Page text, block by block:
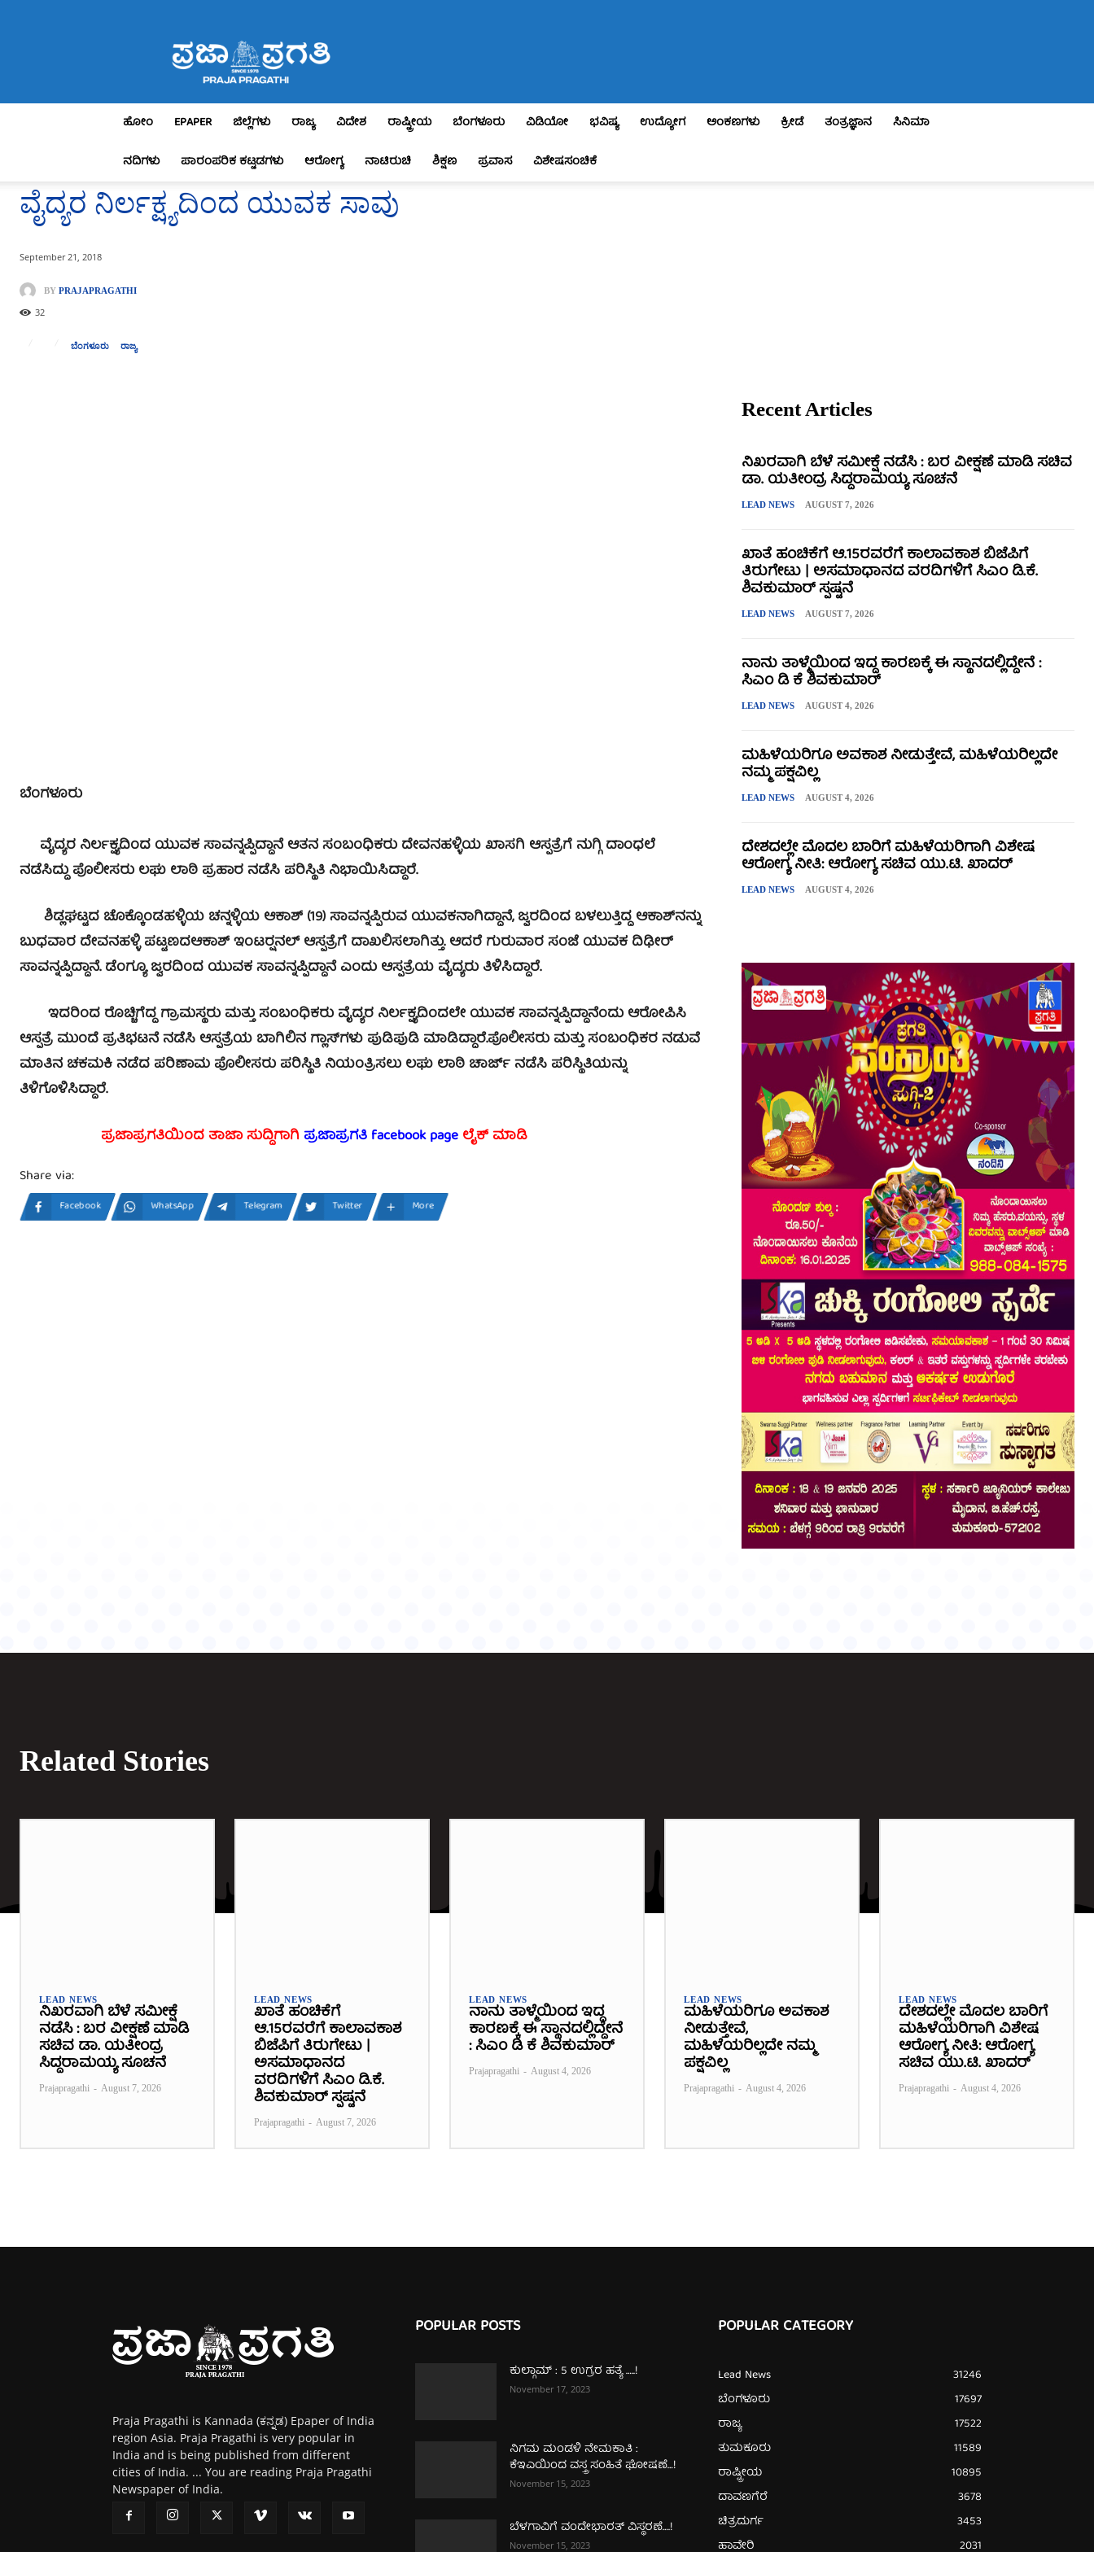
Pragathi
ಹೋಂ EPAPER ಜಿಲ್ಲೆಗಳು ರಾಜ್ಯ ವಿದೇಶ ರಾಷ್ಟ್ರೀಯ ಬೆಂಗಳೂರು ವಿಡಿಯೋ ಭವಿಷ್ಯ ಉದ್ಯೋಗ ಅಂಕಣಗಳು ಕ್ರೀಡೆ ತಂತ್ರಜ್ಞಾನ
ಸಿನಿಮಾ
ನದಿಗಳು
ಪಾರಂಪರಿಕ ಕಟ್ಟಡಗಳು ಆರೋಗ್ಯ ನಾಟಿರುಚಿ ಶಿಕ್ಷಣ ಪ್ರವಾಸ ವಿಶೇಷಸಂಚಿಕೆ
ವೈದ್ಯರ ನಿರ್ಲಕ್ಷ್ಯದಿಂದ ಯುವಕ ಸಾವು
September 21, 2018
BY PRAJAPRAGATHI
32
ಬೆಂಗಳೂರು ರಾಜ್ಯ
ಬೆಂಗಳೂರು
ವೈದ್ಯರ ನಿರ್ಲಕ್ಷ್ಯದಿಂದ ಯುವಕ ಸಾವನ್ನಪ್ಪಿದ್ದಾನೆ ಆತನ ಸಂಬಂಧಿಕರು ದೇವನಹಳ್ಳಿಯ ಖಾಸಗಿ ಆಸ್ಪತ್ರೆಗೆ ನುಗ್ಗಿ ದಾಂಧಲೆ
ನಡೆಸಿದ್ದು ಪೊಲೀಸರು ಲಘು ಲಾಠಿ ಪ್ರಹಾರ ನಡೆಸಿ ಪರಿಸ್ಥಿತಿ ನಿಭಾಯಿಸಿದ್ದಾರೆ.
ಶಿಡ್ಲಘಟ್ಟದ ಚೊಕ್ಕೊಂಡಹಳ್ಳಿಯ ಚನ್ನಳ್ಳಿಯ ಆಕಾಶ್ (19) ಸಾವನ್ನಪ್ಪಿರುವ ಯುವಕನಾಗಿದ್ದಾನೆ, ಜ್ವರದಿಂದ ಬಳಲುತ್ತಿದ್ದ ಆಕಾಶ್‍ನನ್ನು
ಬುಧವಾರ ದೇವನಹಳ್ಳಿ ಪಟ್ಟಣದಆಕಾಶ್ ಇಂಟರ್‍ಷನಲ್ ಆಸ್ಪತ್ರೆಗೆ ದಾಖಲಿಸಲಾಗಿತ್ತು. ಆದರೆ ಗುರುವಾರ ಸಂಜೆ ಯುವಕ ದಿಢೀರ್
ಸಾವನ್ನಪ್ಪಿದ್ದಾನೆ. ಡೆಂಗ್ಯೂ ಜ್ವರದಿಂದ ಯುವಕ ಸಾವನ್ನಪ್ಪಿದ್ದಾನೆ ಎಂದು ಆಸ್ಪತ್ರೆಯ ವೈದ್ಯರು ತಿಳಿಸಿದ್ದಾರೆ.
ಇದರಿಂದ ರೊಚ್ಚಿಗೆದ್ದ ಗ್ರಾಮಸ್ಥರು ಮತ್ತು ಸಂಬಂಧಿಕರು ವೈದ್ಯರ ನಿರ್ಲಕ್ಷ್ಯದಿಂದಲೇ ಯುವಕ ಸಾವನ್ನಪ್ಪಿದ್ದಾನೆಂದು ಆರೋಪಿಸಿ
ಆಸ್ಪತ್ರೆ ಮುಂದೆ ಪ್ರತಿಭಟನೆ ನಡೆಸಿ ಆಸ್ಪತ್ರೆಯ ಬಾಗಿಲಿನ ಗ್ಲಾಸ್‍ಗಳು ಪುಡಿಪುಡಿ ಮಾಡಿದ್ದಾರೆ.ಪೊಲೀಸರು ಮತ್ತು ಸಂಬಂಧಿಕರ ನಡುವೆ
ಮಾತಿನ ಚಕಮಕಿ ನಡೆದ ಪರಿಣಾಮ ಪೊಲೀಸರು ಪರಿಸ್ಥಿತಿ ನಿಯಂತ್ರಿಸಲು ಲಘು ಲಾಠಿ ಚಾರ್ಜ್ ನಡೆಸಿ ಪರಿಸ್ಥಿತಿಯನ್ನು
ತಿಳಿಗೊಳಿಸಿದ್ದಾರೆ.
ಪ್ರಜಾಪ್ರಗತಿಯಿಂದ ತಾಜಾ ಸುದ್ದಿಗಾಗಿ ಪ್ರಜಾಪ್ರಗತಿ facebook page ಲೈಕ್ ಮಾಡಿ
Share via:
Facebook WhatsApp Telegram Twitter More
Recent Articles
ನಿಖರವಾಗಿ ಬೆಳೆ ಸಮೀಕ್ಷೆ ನಡೆಸಿ : ಬರ ವೀಕ್ಷಣೆ ಮಾಡಿ ಸಚಿವ
ಡಾ. ಯತೀಂದ್ರ ಸಿದ್ದರಾಮಯ್ಯ ಸೂಚನೆ
LEAD NEWS AUGUST 7, 2026
ಖಾತೆ ಹಂಚಿಕೆಗೆ ಆ.15ರವರೆಗೆ ಕಾಲಾವಕಾಶ ಬಿಜೆಪಿಗೆ
ತಿರುಗೇಟು | ಅಸಮಾಧಾನದ ವರದಿಗಳಿಗೆ ಸಿಎಂ ಡಿ.ಕೆ.
ಶಿವಕುಮಾರ್ ಸ್ಪಷ್ಟನೆ
LEAD NEWS AUGUST 7, 2026
ನಾನು ತಾಳ್ಮೆಯಿಂದ ಇದ್ದ ಕಾರಣಕ್ಕೆ ಈ ಸ್ಥಾನದಲ್ಲಿದ್ದೇನೆ :
ಸಿಎಂ ಡಿ ಕೆ ಶಿವಕುಮಾರ್
LEAD NEWS AUGUST 4, 2026
ಮಹಿಳೆಯರಿಗೂ ಅವಕಾಶ ನೀಡುತ್ತೇವೆ, ಮಹಿಳೆಯರಿಲ್ಲದೇ
ನಮ್ಮ ಪಕ್ಷವಿಲ್ಲ
LEAD NEWS AUGUST 4, 2026
ದೇಶದಲ್ಲೇ ಮೊದಲ ಬಾರಿಗೆ ಮಹಿಳೆಯರಿಗಾಗಿ ವಿಶೇಷ
ಆರೋಗ್ಯ ನೀತಿ: ಆರೋಗ್ಯ ಸಚಿವ ಯು.ಟಿ. ಖಾದರ್
LEAD NEWS AUGUST 4, 2026
Related Stories
LEAD NEWS
ನಿಖರವಾಗಿ ಬೆಳೆ ಸಮೀಕ್ಷೆ
ನಡೆಸಿ : ಬರ ವೀಕ್ಷಣೆ ಮಾಡಿ
ಸಚಿವ ಡಾ. ಯತೀಂದ್ರ
ಸಿದ್ದರಾಮಯ್ಯ ಸೂಚನೆ
Prajapragathi - August 7, 2026
LEAD NEWS
ಖಾತೆ ಹಂಚಿಕೆಗೆ
ಆ.15ರವರೆಗೆ ಕಾಲಾವಕಾಶ
ಬಿಜೆಪಿಗೆ ತಿರುಗೇಟು |
ಅಸಮಾಧಾನದ
ವರದಿಗಳಿಗೆ ಸಿಎಂ ಡಿ.ಕೆ.
ಶಿವಕುಮಾರ್ ಸ್ಪಷ್ಟನೆ
Prajapragathi - August 7, 2026
LEAD NEWS
ನಾನು ತಾಳ್ಮೆಯಿಂದ ಇದ್ದ
ಕಾರಣಕ್ಕೆ ಈ ಸ್ಥಾನದಲ್ಲಿದ್ದೇನೆ
: ಸಿಎಂ ಡಿ ಕೆ ಶಿವಕುಮಾರ್
Prajapragathi - August 4, 2026
LEAD NEWS
ಮಹಿಳೆಯರಿಗೂ ಅವಕಾಶ
ನೀಡುತ್ತೇವೆ,
ಮಹಿಳೆಯರಿಲ್ಲದೇ ನಮ್ಮ
ಪಕ್ಷವಿಲ್ಲ
Prajapragathi - August 4, 2026
LEAD NEWS
ದೇಶದಲ್ಲೇ ಮೊದಲ ಬಾರಿಗೆ
ಮಹಿಳೆಯರಿಗಾಗಿ ವಿಶೇಷ
ಆರೋಗ್ಯ ನೀತಿ: ಆರೋಗ್ಯ
ಸಚಿವ ಯು.ಟಿ. ಖಾದರ್
Prajapragathi - August 4, 2026
Praja Pragathi is Kannada (ಕನ್ನಡ) Epaper of India
region Asia. Praja Pragathi is very popular in
India and is being published from different
cities of India. ... You are reading Praja Pragathi
Newspaper of India.
POPULAR POSTS
ಕುಲ್ಗಾಮ್‌ : 5 ಉಗ್ರರ ಹತ್ಯೆ …..!
November 17, 2023
ನಿಗಮ ಮಂಡಳಿ ನೇಮಕಾತಿ :
ಕೆಇಎಯಿಂದ ವಸ್ತ್ರ ಸಂಹಿತೆ ಘೋಷಣೆ…!
November 15, 2023
ಬೆಳಗಾವಿಗೆ ವಂದೇಭಾರತ್‌ ವಿಸ್ಥರಣೆ….!
November 15, 2023
POPULAR CATEGORY
Lead News
31246
ಬೆಂಗಳೂರು
17697
ರಾಜ್ಯ
17522
ತುಮಕೂರು
11589
ರಾಷ್ಟ್ರೀಯ
10895
ದಾವಣಗೆರೆ
3678
ಚಿತ್ರದುರ್ಗ
3453
ಹಾವೇರಿ
2031